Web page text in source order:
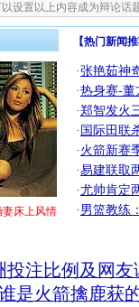
床上风情
【热门新闻
·张艳茹神
·热身赛-董
·郑智发火
· 国际田联
· 火箭新赛
·易建联取
·尤帅肯定
· 男篮教练
投注比例及网
是火箭擒鹿获